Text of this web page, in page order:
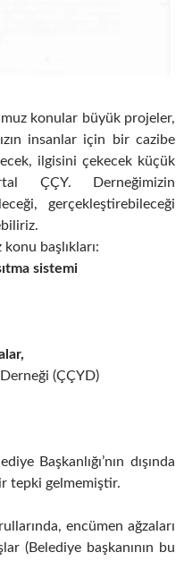
konular büyük projeler,
insanlar için bir cazibe
ilgisini çekecek küçük
ÇÇY. Derneğimizin
gerçekleştirebileceği
başlıkları:
sistemi
(ÇÇYD)
Başkanlığı’nın dışında
tepki gelmemiştir.
encümen ağzaları
(Belediye başkanının bu